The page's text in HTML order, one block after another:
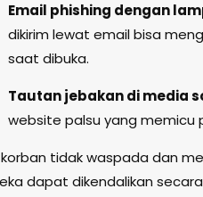
Email phishing dengan
dikirim lewat email bisa
saat dibuka.
Tautan jebakan di media
website palsu yang memicu
tidak waspada dan
dapat dikendalikan